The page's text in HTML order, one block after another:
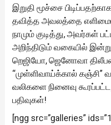
இறுதி மூச்சை
தவித்த அவலத்தை
நாமும் குடித்து, அவர்கள்
அறிந்திடும் வகையில்
றெஜியோ, ஜெனோவா
“முள்ளிவாய்க்கால் கஞ்சி”
வலிகளை நினைவு
பதிவுகள்!
[ngg src=”galleries”